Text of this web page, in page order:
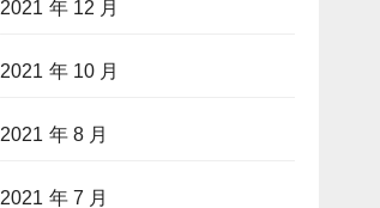
2021 年 12 月
2021 年 10 月
2021 年 8 月
2021 年 7 月